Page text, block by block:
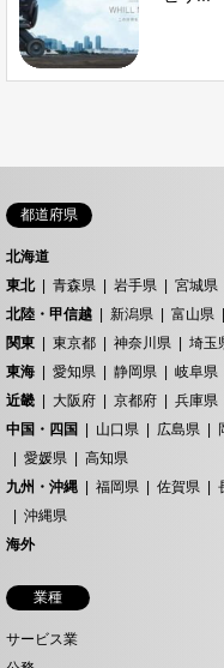
都道府県
北海道
東北
青森県 岩手県 宮城県
北陸・甲信越
新潟県 富山県
関東
東京都 神奈川県 埼玉
東海
愛知県 静岡県 岐阜県
近畿
大阪府 京都府 兵庫県
中国・四国
山口県 広島県
愛媛県
高知県
九州・沖縄
福岡県 佐賀県
沖縄県
海外
業種
サービス業